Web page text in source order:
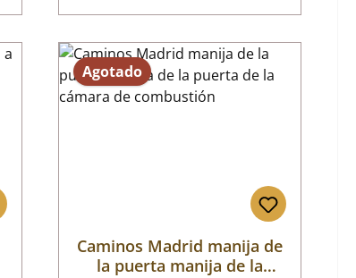
Agotado
Caminos Madrid manija de
la puerta manija de la